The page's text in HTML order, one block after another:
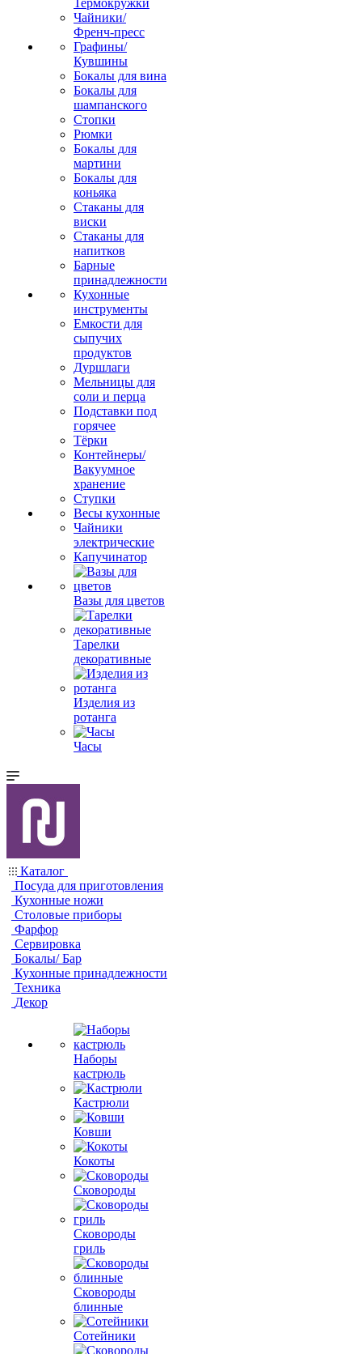
Термокружки
Чайники/
Френч-пресс
Графины/
Кувшины
Бокалы для вина
Бокалы для
шампанского
Стопки
Рюмки
Бокалы для
мартини
Бокалы для
коньяка
Стаканы для
виски
Стаканы для
напитков
Барные
принадлежности
Кухонные
инструменты
Емкости для
сыпучих
продуктов
Дуршлаги
Мельницы для
соли и перца
Подставки под
горячее
Тёрки
Контейнеры/
Вакуумное
хранение
Ступки
Весы кухонные
Чайники
электрические
Капучинатор
Вазы для цветов
Тарелки
декоративные
Изделия из
ротанга
Часы
Каталог
Посуда для приготовления
Кухонные ножи
Столовые приборы
Фарфор
Сервировка
Бокалы/ Бар
Кухонные принадлежности
Техника
Декор
Наборы
кастрюль
Кастрюли
Ковши
Кокоты
Сковороды
Сковороды
гриль
Сковороды
блинные
Сотейники